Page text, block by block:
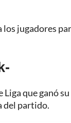
los jugadores
que ganó
del partido.